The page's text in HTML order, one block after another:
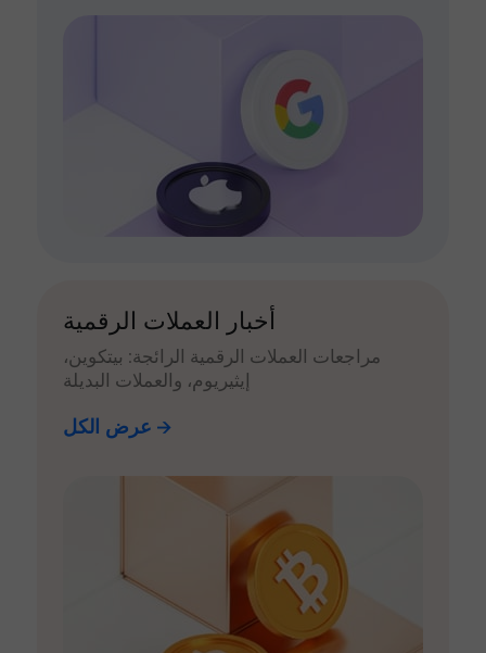
أخبار العملات الرقمية
مراجعات العملات الرقمية الرائجة: بيتكوين،
إيثيريوم، والعملات البديلة
عرض الكل